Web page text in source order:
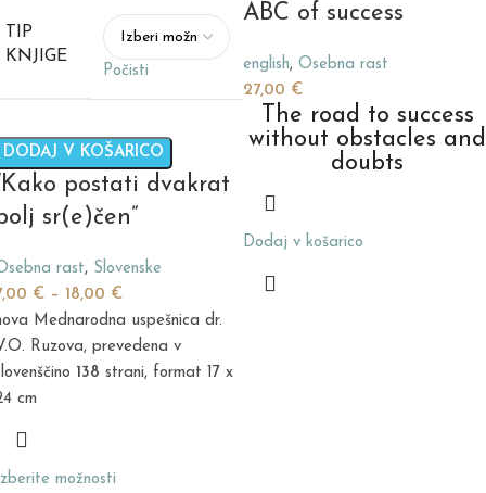
TIP
KNJIGE
Počisti
DODAJ V KOŠARICO
postati dvakrat
sr(e)čen”
rast, Slovenske
€ – 18,00 €
Mednarodna uspešnica dr.
Ruzova, prevedena v
138 strani, format 17 x
cm
možnosti
ABC of success
english, Osebna rast
27,00 €
The road to success
without obstacles and
doubts
Dodaj v košarico